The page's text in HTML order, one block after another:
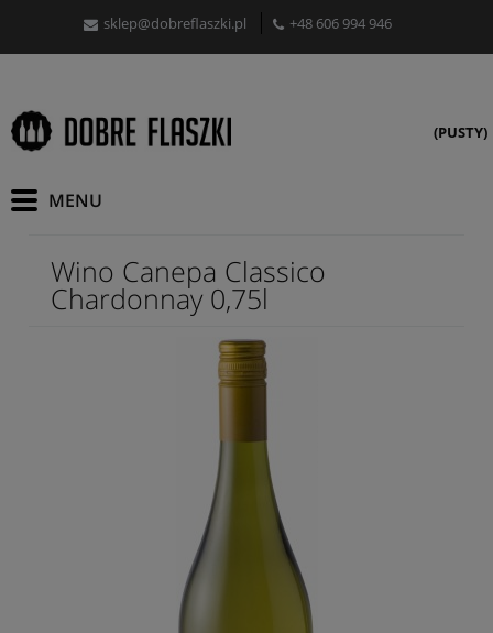
sklep@dobreflaszki.pl +48 606 994 946
(PUSTY)
Wino Canepa Classico
Chardonnay 0,75l